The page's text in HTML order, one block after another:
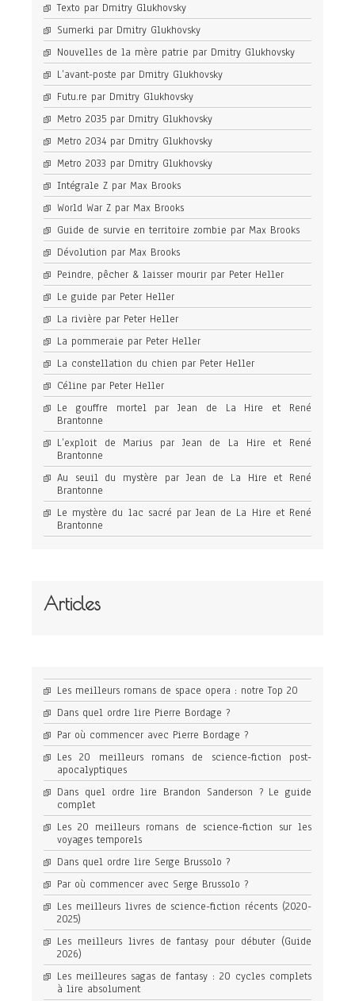
Texto par Dmitry Glukhovsky
Sumerki par Dmitry Glukhovsky
Nouvelles de la mère patrie par Dmitry Glukhovsky
L’avant-poste par Dmitry Glukhovsky
Futu.re par Dmitry Glukhovsky
Metro 2035 par Dmitry Glukhovsky
Metro 2034 par Dmitry Glukhovsky
Metro 2033 par Dmitry Glukhovsky
Intégrale Z par Max Brooks
World War Z par Max Brooks
Guide de survie en territoire zombie par Max Brooks
Dévolution par Max Brooks
Peindre, pêcher & laisser mourir par Peter Heller
Le guide par Peter Heller
La rivière par Peter Heller
La pommeraie par Peter Heller
La constellation du chien par Peter Heller
Céline par Peter Heller
Le gouffre mortel par Jean de La Hire et René
Brantonne
L’exploit de Marius par Jean de La Hire et René
Brantonne
Au seuil du mystère par Jean de La Hire et René
Brantonne
Le mystère du lac sacré par Jean de La Hire et René
Brantonne
Articles
Les meilleurs romans de space opera : notre Top 20
Dans quel ordre lire Pierre Bordage ?
Par où commencer avec Pierre Bordage ?
Les 20 meilleurs romans de science-fiction post-
apocalyptiques
Dans quel ordre lire Brandon Sanderson ? Le guide
complet
Les 20 meilleurs romans de science-fiction sur les
voyages temporels
Dans quel ordre lire Serge Brussolo ?
Par où commencer avec Serge Brussolo ?
Les meilleurs livres de science-fiction récents (2020-
2025)
Les meilleurs livres de fantasy pour débuter (Guide
2026)
Les meilleures sagas de fantasy : 20 cycles complets
à lire absolument